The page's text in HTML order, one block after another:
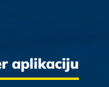
aplikaciju